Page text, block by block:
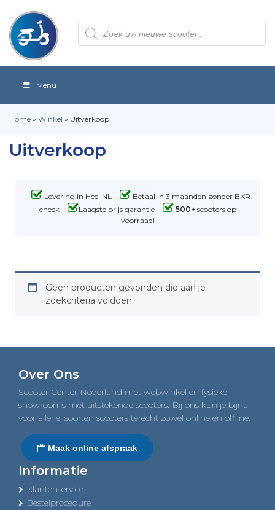
Producten
zoeken
Menu
Home » Winkel » Uitverkoop
Uitverkoop
Levering in Heel NL
Betaal in 3 maanden zonder BKR
check
Laagste prijs garantie 500+scooters op
voorraad!
Geen producten gevonden die aan je
zoekcriteria voldoen.
Over Ons
Scooter Center Nederland met webwinkel en fysieke
showrooms met uitstekende scooters. Bij ons kun je bijna
voor allerlei soorten scooters terecht zowel online en offline.
Maak online afspraak
Informatie
Klantenservice
Bestelprocedure